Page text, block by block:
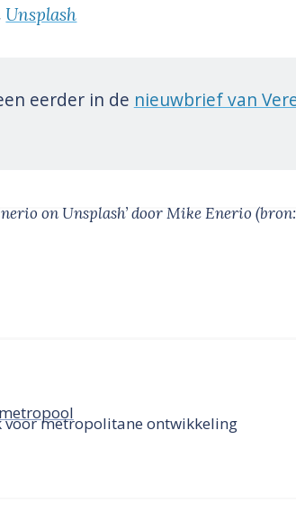
Unsplash
eerder in de nieuwbrief van
on Unsplash’door Mike Enerio(bron:
voor metropolitane ontwikkeling